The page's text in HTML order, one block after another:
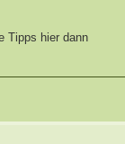
Tipps hier dann